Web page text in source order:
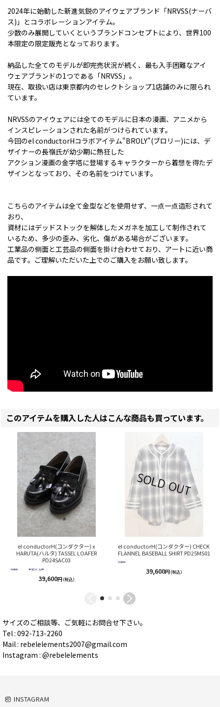
2024年に始動した新進気鋭のアイウェアブランド「NRVSS(ナーバ
ス)」とコラボレーションアイテム。
少数のみ展開していくというブランドコンセプトにより、世界100
本限定の限定販売となっております。
納品した全てのモデルが即完売状況が続く、最も入手困難なアイ
ウェアブランドの1つである「NRVSS」。
現在、取扱い店は東京都内のセレクトショップ1店舗のみに限られ
ています。
NRVSSのアイウェアには全てのモデルに日本の漫画、アニメから
インスピレーションされた名前がつけられています。
今回のel conductorHコラボアイテム"BROLY"(ブロリー)には、デ
ザイナーの長嶺氏が幼少期に熱狂した
アクション漫画の金字塔に登場するキャラクターから着想を得たデ
ザインとなっており、その名前をつけています。
こちらのアイテムは全て金型などを使用せず、一点一点造形されて
おり、
資材にはデッドストックを解体したメガネを加工して制作されて
いるため、多少の歪み、劣化、傷がある場合がございます。
工業品の側面と工芸品の側面を掛け合わせており、アートに近い商
品です。ご理解いただいた上でのご購入をお願い致します。
このアイテムを購入した人はこんな商品も買っています。
el conductorH(コンダクター) x
HARUTA(ハルタ) TASSEL LOAFER
PD24SAC03
39,600円 (税込)
el conductorH(コンダクター) CHECK
FLANNEL BASEBALL SHIRT PD25MS01
39,600円 (税込)
サイズのご相談等、ご気軽にお問合せ下さい。
Tel : 092-713-2260
Mail : rebelelements2007@gmail.com
Instagram : @rebelelements
INSTAGRAM